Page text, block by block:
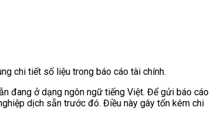
chi tiết số liệu trong báo cáo tài chính.
đang ở dạng ngôn ngữ tiếng Việt. Để gửi báo cáo
dịch sẵn trước đó. Điều này gây tốn kém chi